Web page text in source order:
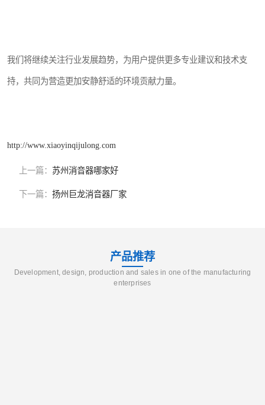
我们将继续关注行业发展趋势，为用户提供更多专业建议和技术支
持，共同为营造更加安静舒适的环境贡献力量。
http://www.xiaoyinqijulong.com
上一篇： 苏州消音器哪家好
下一篇： 扬州巨龙消音器厂家
产品推荐
Development, design, production and sales in one of the manufacturing
enterprises